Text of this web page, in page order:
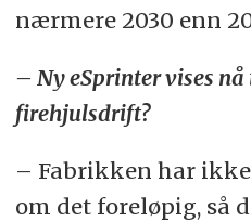
nærmere 2030 enn
– Ny eSprinter vises
firehjulsdrift?
– Fabrikken har
om det foreløpig, så